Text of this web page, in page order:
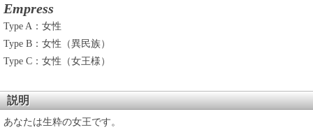
Empress
Type A：女性
Type B：女性（異民族）
Type C：女性（女王様）
説明
あなたは生粋の女王です。